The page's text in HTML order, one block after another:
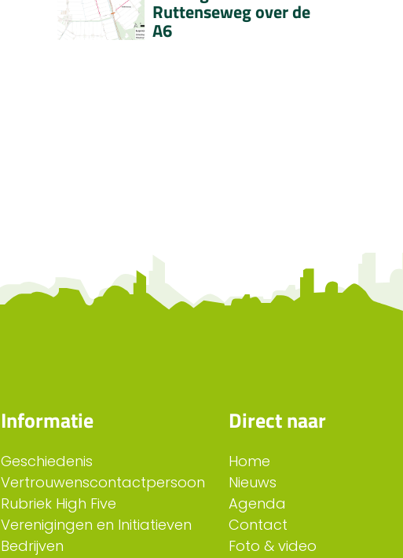
Ruttenseweg over de
A6
Informatie
Geschiedenis
Vertrouwenscontactpersoon
Rubriek High Five
Verenigingen en Initiatieven
Bedrijven
Direct naar
Home
Nieuws
Agenda
Contact
Foto & video